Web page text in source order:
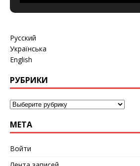
Русский
Українська
English
РУБРИКИ
МЕТА
Войти